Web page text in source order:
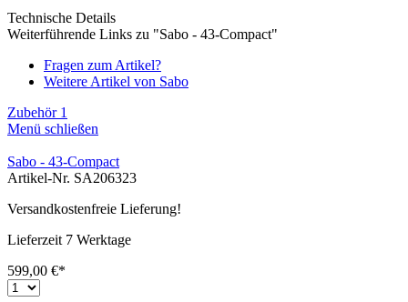
Technische Details
Weiterführende Links zu "Sabo - 43-Compact"
Fragen zum Artikel?
Weitere Artikel von Sabo
Zubehör 1
Menü schließen
Sabo - 43-Compact
Artikel-Nr. SA206323
Versandkostenfreie Lieferung!
Lieferzeit 7 Werktage
599,00 €*